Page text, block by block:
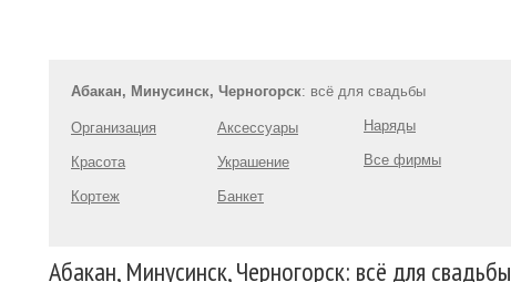
Абакан, Минусинск, Черногорск: всё для свадьбы
Организация
Красота
Кортеж
Аксессуары
Украшение
Банкет
Наряды
Все фирмы
Абакан, Минусинск, Черногорск: всё для свадьбы